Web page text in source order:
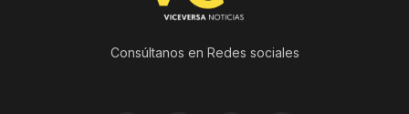
Consúltanos en Redes sociales